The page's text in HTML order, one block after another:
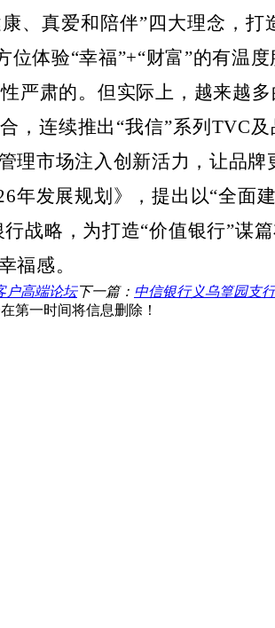
、真爱和陪伴”四大理念，打
位体验“幸福”+“财富”的有温度
严肃的。但实际上，越来越
，连续推出“我信”系列 TVC
理市场注入创新活力 ，让品牌
年发展规划》，提出以“全面
行战略，为打造“价值银行”谋
福感。
户高端论坛下一篇： 中信银行义乌篁园支
第一时间将信息删除！